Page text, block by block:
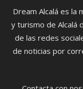
Dream Alcalá es la
y turismo de Alcalá
de las redes
de noticias por